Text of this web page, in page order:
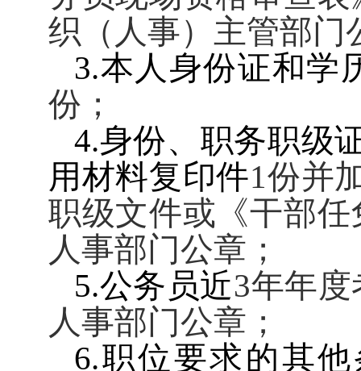
织（人事）主管部门
3.本人身份证和学
份；
4.身份、职务职级
用材料复印件1份并
职级文件或《干部
人事部门公章；
5.公务员近3年年
人事部门公章；
6.职位要求的其